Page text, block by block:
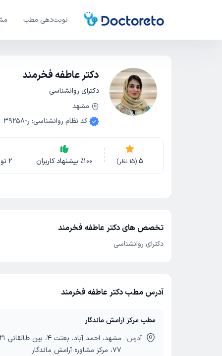
نوبت‌دهی مطب
دکتر عاطفه فخرمند
دکترای روانشناسی
مشهد
کد نظام روانشناسی: ر-39258
5
(
15 نظر) ٪100 پیشنهاد کاربران 2
تخصص های دکتر عاطفه فخرمند
دکترای روانشناسی
آدرس مطب دکتر عاطفه فخرمند
مطب مرکز آرامش ماندگار
آدرس:
77، مرکز مشاوره آرامش ماندگار